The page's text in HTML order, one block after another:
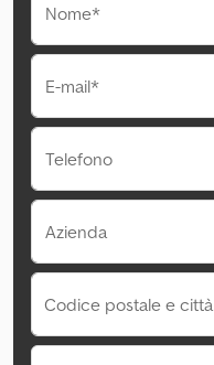
Nome*
E-mail*
Telefono
Azienda
Codice postale e città